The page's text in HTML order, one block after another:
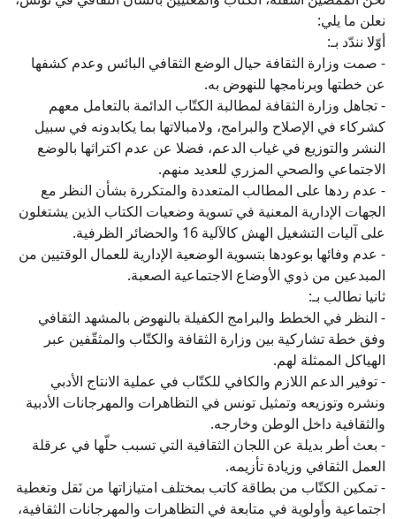
نعلن ما يلي:
أوّلا نندّد بـ:
- صمت وزارة الثقافة حيال الوضع الثقافي البائس وعدم كشفها
عن خطتها وبرنامجها للنهوض به.
- تجاهل وزارة الثقافة لمطالبة الكتّاب الدائمة بالتعامل معهم
كشركاء في الإصلاح والبرامج، ولامبالاتها بما يكابدونه في سبيل
النشر والتوزيع في غياب الدعم، فضلا عن عدم اكتراثها بالوضع
الاجتماعي والصحي المزري للعديد منهم.
- عدم ردها على المطالب المتعددة والمتكررة بشأن النظر مع
الجهات الإدارية المعنية في تسوية وضعيات الكتاب الذين يشتغلون
على آليات التشغيل الهش كالآلية 16 والحضائر الظرفية.
- عدم وفائها بوعودها بتسوية الوضعية الإدارية للعمال الوقتيين من
المبدعين من ذوي الأوضاع الاجتماعية الصعبة.
ثانيا نطالب بـ:
- النظر في الخطط والبرامج الكفيلة بالنهوض بالمشهد الثقافي
وفق خطة تشاركية بين وزارة الثقافة والكتّاب والمثقّفين عبر
الهياكل الممثلة لهم.
- توفير الدعم اللازم والكافي للكتّاب في عملية الانتاج الأدبي
ونشره وتوزيعه وتمثيل تونس في التظاهرات والمهرجانات الأدبية
والثقافية داخل الوطن وخارجه.
- بعث أطر بديلة عن اللجان الثقافية التي تسبب حلّها في عرقلة
العمل الثقافي وزيادة تأزيمه.
- تمكين الكتّاب من بطاقة كاتب بمختلف امتيازاتها من نَقل وتغطية
اجتماعية وأولوية في متابعة في التظاهرات والمهرجانات الثقافية،